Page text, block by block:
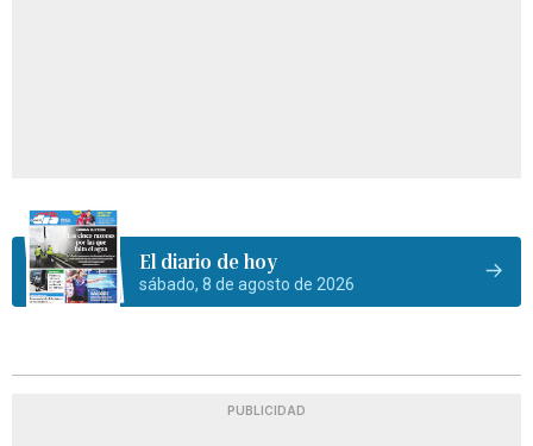
El diario de hoy
sábado, 8 de agosto de 2026
PUBLICIDAD